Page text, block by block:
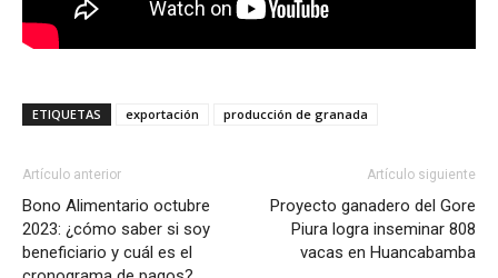
ETIQUETAS exportación producción de granada
Artículo anterior
Bono Alimentario octubre
2023: ¿cómo saber si soy
beneficiario y cuál es el
Artículo siguiente
Proyecto ganadero del Gore
Piura logra inseminar 808
vacas en Huancabamba